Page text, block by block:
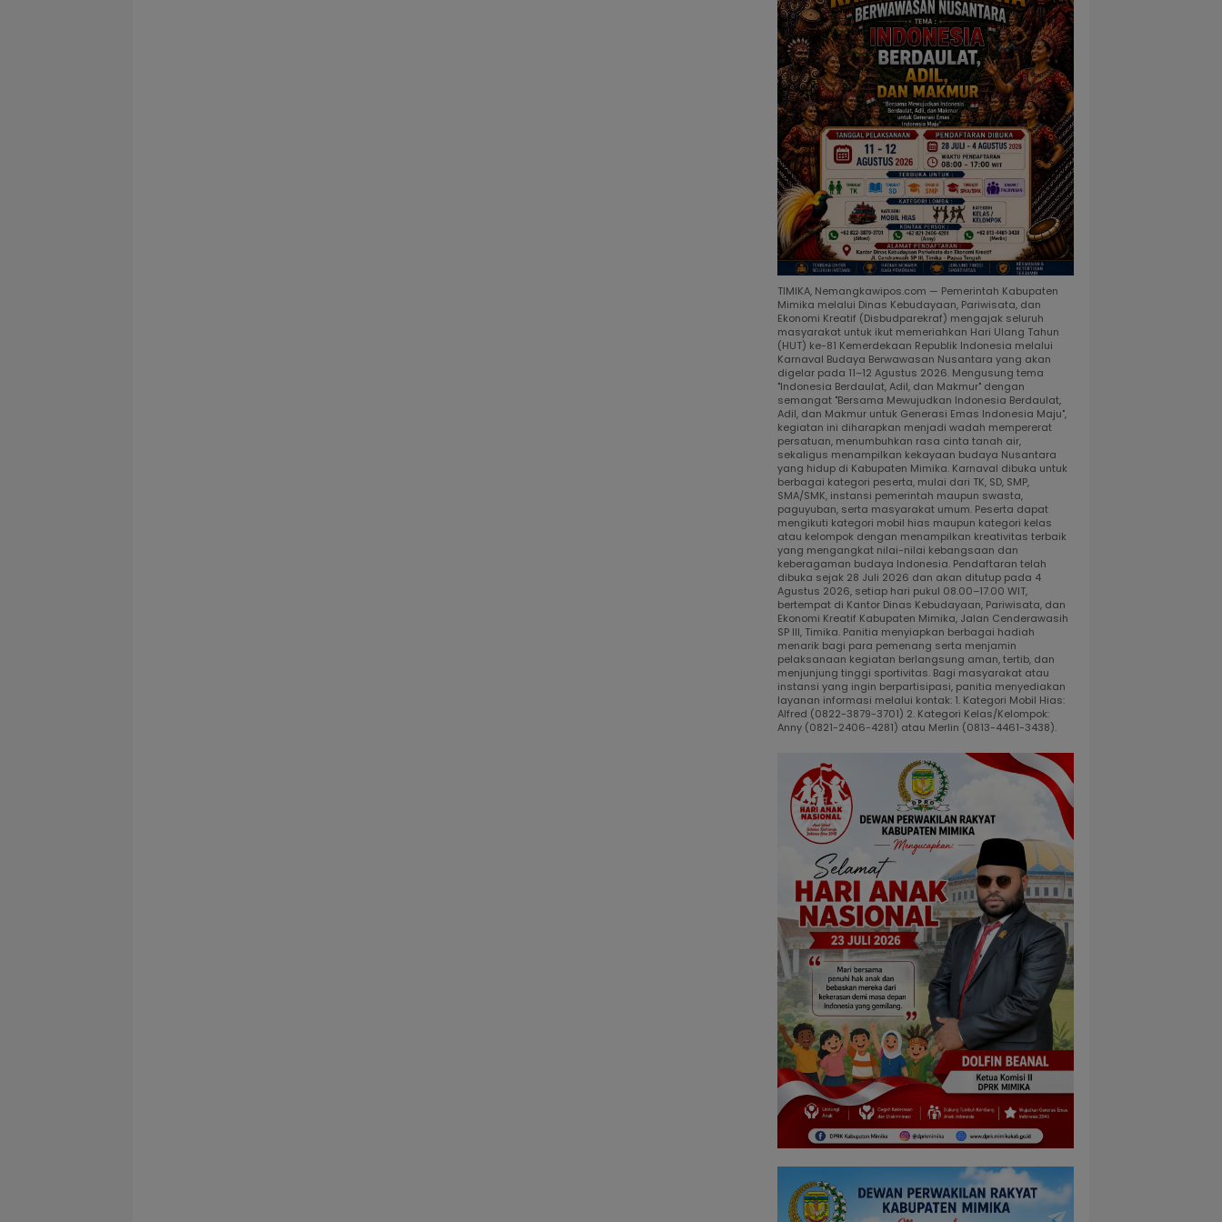
TIMIKA, Nemangkawipos.com — Pemerintah Kabupaten
Mimika melalui Dinas Kebudayaan, Pariwisata, dan
Ekonomi Kreatif (Disbudparekraf) mengajak seluruh
masyarakat untuk ikut memeriahkan Hari Ulang Tahun
(HUT) ke-81 Kemerdekaan Republik Indonesia melalui
Karnaval Budaya Berwawasan Nusantara yang akan
digelar pada 11–12 Agustus 2026. Mengusung tema
"Indonesia Berdaulat, Adil, dan Makmur" dengan
semangat "Bersama Mewujudkan Indonesia Berdaulat,
Adil, dan Makmur untuk Generasi Emas Indonesia Maju",
kegiatan ini diharapkan menjadi wadah mempererat
persatuan, menumbuhkan rasa cinta tanah air,
sekaligus menampilkan kekayaan budaya Nusantara
yang hidup di Kabupaten Mimika. Karnaval dibuka untuk
berbagai kategori peserta, mulai dari TK, SD, SMP,
SMA/SMK, instansi pemerintah maupun swasta,
paguyuban, serta masyarakat umum. Peserta dapat
mengikuti kategori mobil hias maupun kategori kelas
atau kelompok dengan menampilkan kreativitas terbaik
yang mengangkat nilai-nilai kebangsaan dan
keberagaman budaya Indonesia. Pendaftaran telah
dibuka sejak 28 Juli 2026 dan akan ditutup pada 4
Agustus 2026, setiap hari pukul 08.00–17.00 WIT,
bertempat di Kantor Dinas Kebudayaan, Pariwisata, dan
Ekonomi Kreatif Kabupaten Mimika, Jalan Cenderawasih
SP III, Timika. Panitia menyiapkan berbagai hadiah
menarik bagi para pemenang serta menjamin
pelaksanaan kegiatan berlangsung aman, tertib, dan
menjunjung tinggi sportivitas. Bagi masyarakat atau
instansi yang ingin berpartisipasi, panitia menyediakan
layanan informasi melalui kontak: 1. Kategori Mobil Hias:
Alfred (0822-3879-3701) 2. Kategori Kelas/Kelompok:
Anny (0821-2406-4281) atau Merlin (0813-4461-3438).